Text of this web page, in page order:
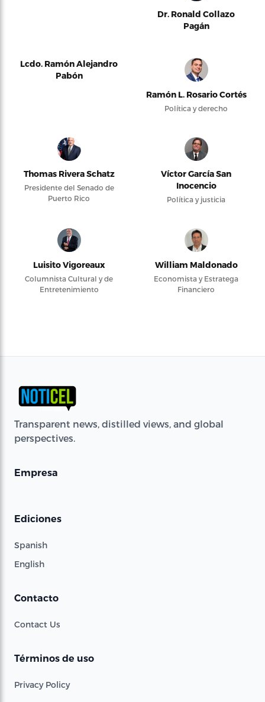
Dr. Ronald Collazo
Pagán
Lcdo. Ramón Alejandro
Pabón
Ramón L. Rosario Cortés
Política y derecho
Thomas Rivera Schatz
Presidente del Senado de
Puerto Rico
Víctor García San
Inocencio
Política y justicia
Luisito Vigoreaux
Columnista Cultural y de
Entretenimiento
William Maldonado
Economista y Estratega
Financiero
Transparent news, distilled views, and global
perspectives.
Empresa
Ediciones
Spanish
English
Contacto
Contact Us
Términos de uso
Privacy Policy